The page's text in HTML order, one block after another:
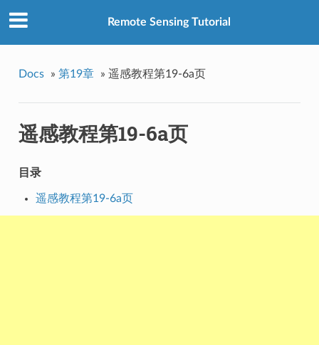
Remote Sensing Tutorial
Docs » 第19章 » 遥感教程第19-6a页
遥感教程第19-6a页
目录
遥感教程第19-6a页